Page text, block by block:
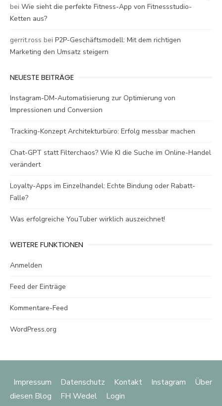
bei Wie sieht die perfekte Fitness-App von Fitnessstudio-
Ketten aus?
gerrit.ross bei P2P-Geschäftsmodell: Mit dem richtigen
Marketing den Umsatz steigern
NEUESTE BEITRÄGE
Instagram-DM-Automatisierung zur Optimierung von
Impressionen und Conversion
Tracking-Konzept Architekturbüro: Erfolg messbar machen
Chat-GPT statt Filterchaos? Wie KI die Suche im Online-Handel
verändert
Loyalty-Apps im Einzelhandel: Echte Bindung oder Rabatt-
Falle?
Was erfolgreiche YouTuber wirklich auszeichnet!
WEITERE FUNKTIONEN
Anmelden
Feed der Einträge
Kommentare-Feed
WordPress.org
Impressum Datenschutz Kontakt Instagram
Über
diesen Blog
FH Wedel Login